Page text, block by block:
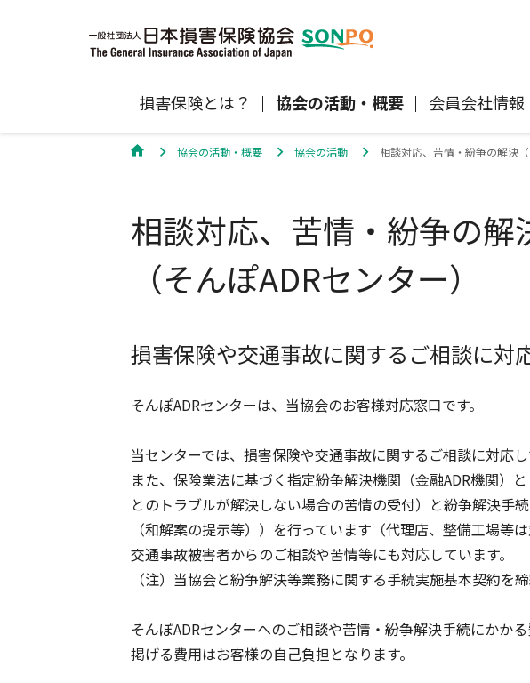
損害保険とは？ 協会の活動・概要 会員会社情報
地震保険 傷害
個人賠償責任保険
損害保険Q&A
規範、方針、指針・基準、ガイドライ
ン等 採用
損害保険お役立ち情報
自賠責運用益拠出事業について
の寄贈を通じた社会貢献活動
保険金の支払状況（第三分野） 会員会
医療研修 交通事
高齢者の交通事故防止
協会からのお知らせ 協会各
自然災害（風災・水災・震災等）の補償に
通報等窓口
協会の活動・概要 協会の活動 相談対応、苦情・紛争の解決（
相談対応、苦情・紛争の解
（そんぽADRセンター）
損害保険や交通事故に関するご相談に対
そんぽADRセンターは、当協会のお客様対応窓口です。
当センターでは、損害保険や交通事故に関するご相談に対応し
また、保険業法に基づく指定紛争解決機関（金融ADR機関）
とのトラブルが解決しない場合の苦情の受付）と紛争解決手
（和解案の提示等））を行っています（代理店、整備工場等は
交通事故被害者からのご相談や苦情等にも対応しています。
（注）当協会と紛争解決等業務に関する手続実施基本契約を
そんぽADRセンターへのご相談や苦情・紛争解決手続にかか
掲げる費用はお客様の自己負担となります。